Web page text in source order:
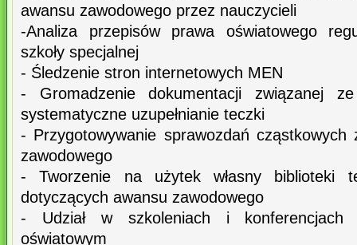
awansu zawodowego przez nauczycieli
-Analiza przepisów prawa oświatowego
szkoły specjalnej
- Śledzenie stron internetowych MEN
- Gromadzenie dokumentacji związanej
systematyczne uzupełnianie teczki
- Przygotowywanie sprawozdań
zawodowego
- Tworzenie na użytek własny biblioteki
dotyczących awansu zawodowego
- Udział w szkoleniach i konferencjach
oświatowym